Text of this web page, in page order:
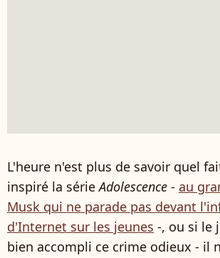
L'heure n'est plus de savoir quel
inspiré la sérieAdolescence - au
Musk qui ne parade pas devant
d'Internet sur les jeunes -, ou si le
bien accompli ce crime odieux - il